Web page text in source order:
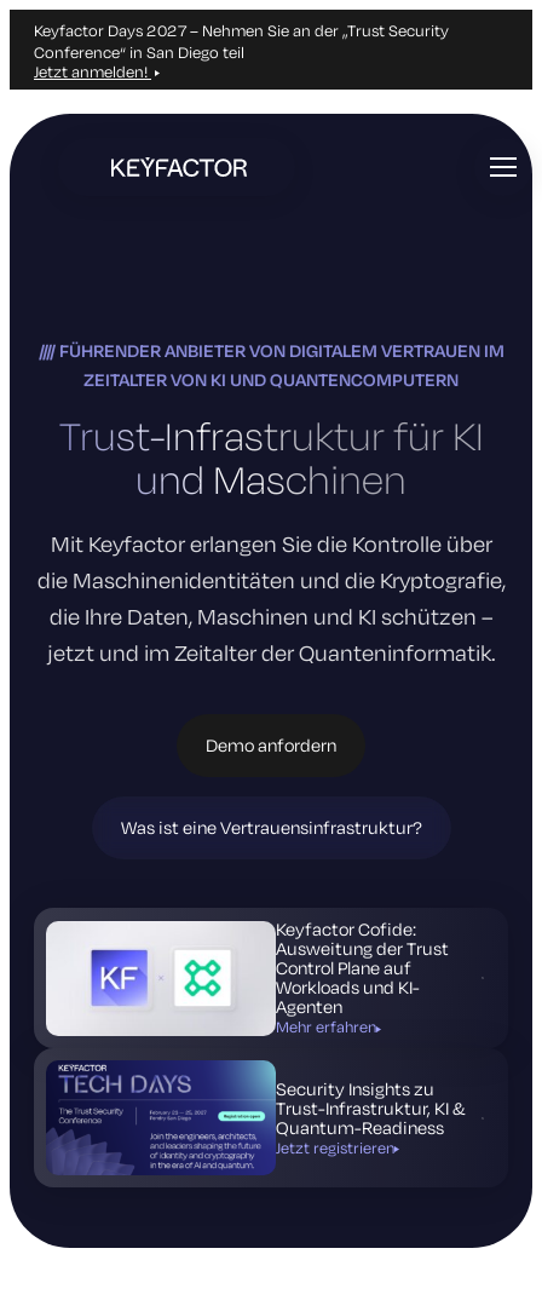
Keyfactor Days 2027 – Nehmen Sie an der „Trust Security
Conference“ in San Diego teil
Jetzt anmelden!
springen
FÜHRENDER ANBIETER VON DIGITALEM VERTRAUEN IM
ZEITALTER VON KI UND QUANTENCOMPUTERN
Trust-Infrastruktur für KI
und Maschinen
Mit Keyfactor erlangen Sie die Kontrolle über
die Maschinenidentitäten und die Kryptografie,
die Ihre Daten, Maschinen und KI schützen –
jetzt und im Zeitalter der Quanteninformatik.
Demo anfordern
Was ist eine Vertrauensinfrastruktur?
(wird
Tab
Keyfactor Cofide:
Ausweitung der Trust
Control Plane auf
Workloads und KI-
Agenten
Mehr erfahren
Security Insights zu
Trust-Infrastruktur, KI &
Quantum-Readiness
Jetzt registrieren